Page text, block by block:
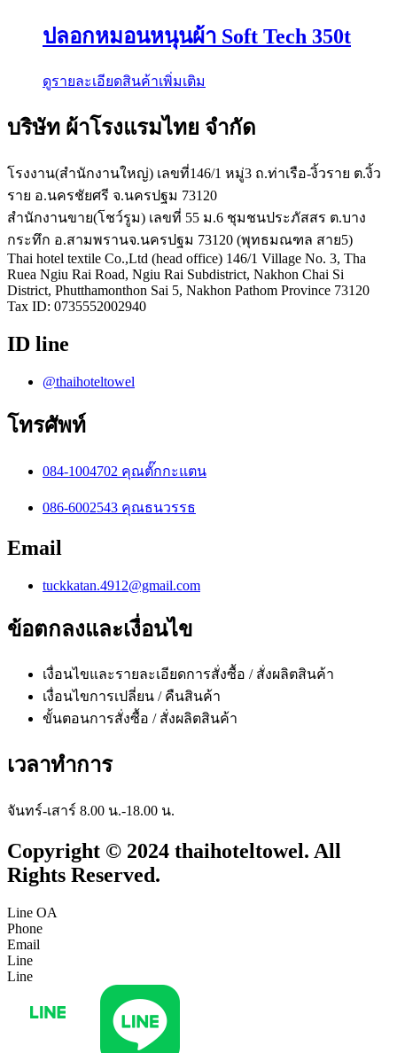
ปลอกหมอนหนุนผ้า Soft Tech 350t
ดูรายละเอียดสินค้าเพิ่มเติม
บริษัท ผ้าโรงแรมไทย จำกัด
โรงงาน(สำนักงานใหญ่) เลขที่146/1 หมู่3 ถ.ท่าเรือ-งิ้วราย ต.งิ้ว
ราย อ.นครชัยศรี จ.นครปฐม 73120
สำนักงานขาย(โชว์รูม) เลขที่ 55 ม.6 ชุมชนประภัสสร ต.บาง
กระทึก อ.สามพรานจ.นครปฐม 73120 (พุทธมณฑล สาย5)
Thai hotel textile Co.,Ltd (head office) 146/1 Village No. 3, Tha
Ruea Ngiu Rai Road, Ngiu Rai Subdistrict, Nakhon Chai Si
District, Phutthamonthon Sai 5, Nakhon Pathom Province 73120
Tax ID: 0735552002940
ID line
@thaihoteltowel
โทรศัพท์
084-1004702 คุณตั๊กกะแตน
086-6002543 คุณธนวรรธ
Email
tuckkatan.4912@gmail.com
ข้อตกลงและเงื่อนไข
เงื่อนไขและรายละเอียดการสั่งซื้อ / สั่งผลิตสินค้า
เงื่อนไขการเปลี่ยน / คืนสินค้า
ขั้นตอนการสั่งซื้อ / สั่งผลิตสินค้า
เวลาทำการ
จันทร์-เสาร์ 8.00 น.-18.00 น.
Copyright © 2024 thaihoteltowel. All
Rights Reserved.
Line OA
Phone
Email
Line
Line